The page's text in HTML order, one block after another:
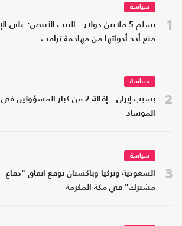
1
سياسة
تسلم 5 ملايين دولار.. البيت الأبيض: على
منع أحد أدواتها من مهاجمة ترامب
2
سياسة
بسبب إيران.. إقالة 2 من كبار المسؤولين في
الموساد
3
سياسة
السعودية وتركيا وباكستان توقع اتفاق "دفاع
مشترك" في مكة المكرمة